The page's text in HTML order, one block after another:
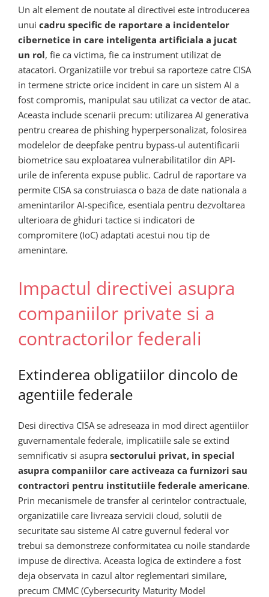
Un alt element de noutate al directivei este introducerea
unui cadru specific de raportare a incidentelor
cibernetice in care inteligenta artificiala a jucat
un rol, fie ca victima, fie ca instrument utilizat de
atacatori. Organizatiile vor trebui sa raporteze catre CISA
in termene stricte orice incident in care un sistem AI a
fost compromis, manipulat sau utilizat ca vector de atac.
Aceasta include scenarii precum: utilizarea AI generativa
pentru crearea de phishing hyperpersonalizat, folosirea
modelelor de deepfake pentru bypass-ul autentificarii
biometrice sau exploatarea vulnerabilitatilor din API-
urile de inferenta expuse public. Cadrul de raportare va
permite CISA sa construiasca o baza de date nationala a
amenintarilor AI-specifice, esentiala pentru dezvoltarea
ulterioara de ghiduri tactice si indicatori de
compromitere (IoC) adaptati acestui nou tip de
amenintare.
Impactul directivei asupra
companiilor private si a
contractorilor federali
Extinderea obligatiilor dincolo de
agentiile federale
Desi directiva CISA se adreseaza in mod direct agentiilor
guvernamentale federale, implicatiile sale se extind
semnificativ si asupra sectorului privat, in special
asupra companiilor care activeaza ca furnizori sau
contractori pentru institutiile federale americane.
Prin mecanismele de transfer al cerintelor contractuale,
organizatiile care livreaza servicii cloud, solutii de
securitate sau sisteme AI catre guvernul federal vor
trebui sa demonstreze conformitatea cu noile standarde
impuse de directiva. Aceasta logica de extindere a fost
deja observata in cazul altor reglementari similare,
precum CMMC (Cybersecurity Maturity Model